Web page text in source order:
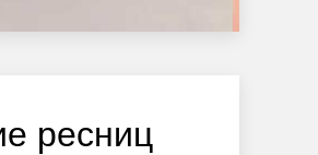
ресниц